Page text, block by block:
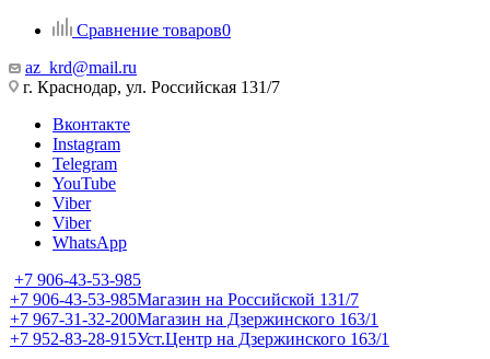
Сравнение товаров0
az_krd@mail.ru
г. Краснодар, ул. Российская 131/7
Вконтакте
Instagram
Telegram
YouTube
Viber
Viber
WhatsApp
+7 906-43-53-985
+7 906-43-53-985Магазин на Российской 131/7
+7 967-31-32-200Магазин на Дзержинского 163/1
+7 952-83-28-915Уст.Центр на Дзержинского 163/1